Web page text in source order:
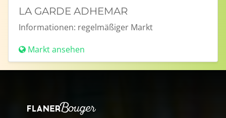
LA GARDE ADHEMAR
Informationen: regelmäßiger Markt
Markt ansehen